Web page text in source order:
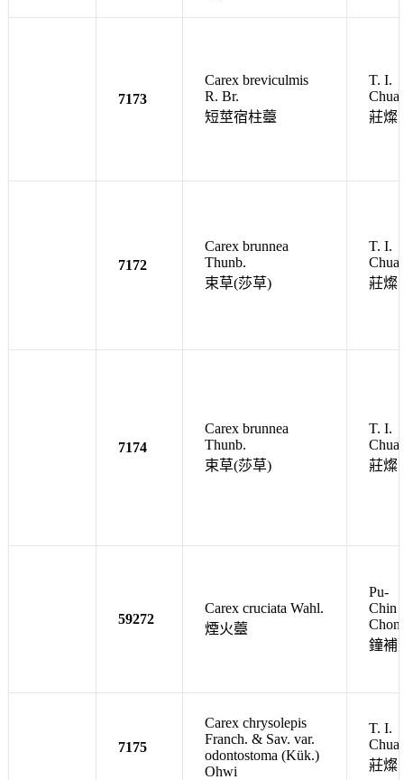
7173
Carex breviculmis
R. Br.
短莖宿柱薹
T. I.
莊燦
7172
Carex brunnea
Thunb.
束草(莎草)
T. I.
莊燦
7174
Carex brunnea
Thunb.
束草(莎草)
T. I.
莊燦
59272
Carex cruciata Wahl.
煙火薹
Pu-
Chin
鐘補
7175
Carex chrysolepis
Franch. & Sav. var.
odontostoma (Kük.)
Ohwi
T. I.
莊燦